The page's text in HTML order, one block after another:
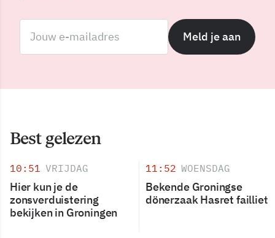
Meld je aan
Best gelezen
10:51 VRIJDAG
Hier kun je de
zonsverduistering
bekijken in Groningen
11:52 WOENSDAG
Bekende Groningse
dönerzaak Hasret failliet